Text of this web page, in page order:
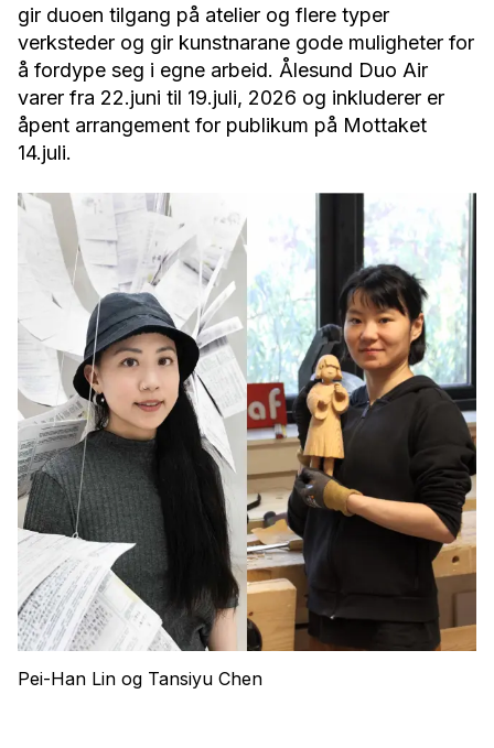
gir duoen tilgang på atelier og flere typer
verksteder og gir kunstnarane gode muligheter for
å fordype seg i egne arbeid. Ålesund Duo Air
varer fra 22.juni til 19.juli, 2026 og inkluderer er
åpent arrangement for publikum på Mottaket
14.juli.
Pei-Han Lin og Tansiyu Chen